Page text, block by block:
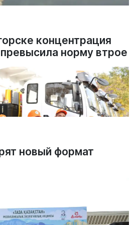
концентрация
норму втрое
новый формат